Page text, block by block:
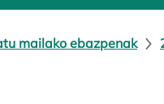
mailako ebazpenak